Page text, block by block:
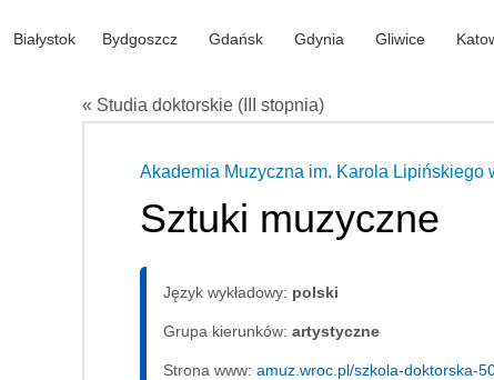
Białystok Bydgoszcz Gdańsk Gdynia Gliwice
« Studia doktorskie (III stopnia)
Akademia Muzyczna im. Karola Lipińskiego
Sztuki muzyczne
Język wykładowy: polski
Grupa kierunków: artystyczne
Strona www: amuz.wroc.pl/szkola-doktorska-